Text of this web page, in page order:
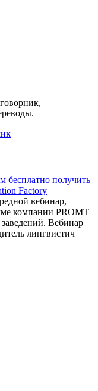
бесплатно получить
Factory
вебинар,
компании PROMT
Вебинар
лингвистич